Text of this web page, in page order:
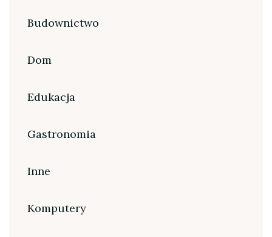
Budownictwo
Dom
Edukacja
Gastronomia
Inne
Komputery